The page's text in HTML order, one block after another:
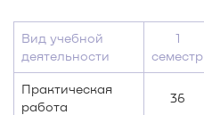
Вид учебной
деятельности
1
семестр
Практическая
работа
36